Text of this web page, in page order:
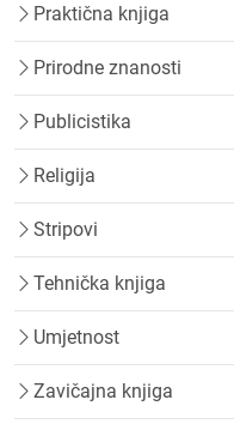
Praktična knjiga
Prirodne znanosti
Publicistika
Religija
Stripovi
Tehnička knjiga
Umjetnost
Zavičajna knjiga